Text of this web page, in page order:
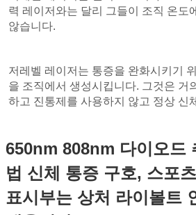
력 레이저와는 달리 그들이 조직 온도
않습니다.
저레벨 레이저는 통증을 완화시키기
을 조직에서 생성시킵니다. 그것은 거
하고 진통제를 사용하지 않고 정상 신
650nm 808nm 다이오드
법 신체 통증 구호, 스포
표시부는 상처 라이볼트